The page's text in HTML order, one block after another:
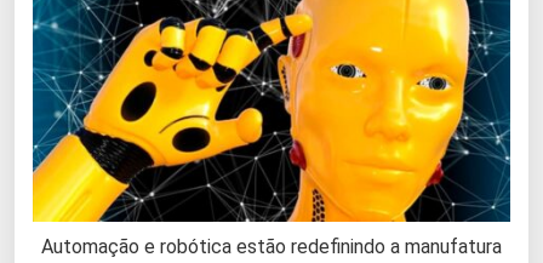
Automação e robótica estão redefinindo a manufatura